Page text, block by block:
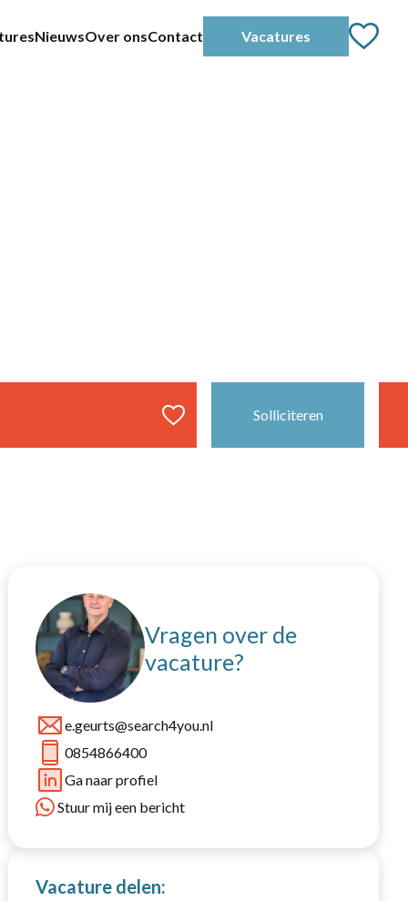
NieuwsOver onsContact Vacatures
Solliciteren
Vacature delen:
Vragen over de
vacature?
e.geurts@search4you.nl
0854866400
Ga naar profiel
Stuur mij een bericht
Deventer
Gorinchem
Putten
Veenendaal
Productie